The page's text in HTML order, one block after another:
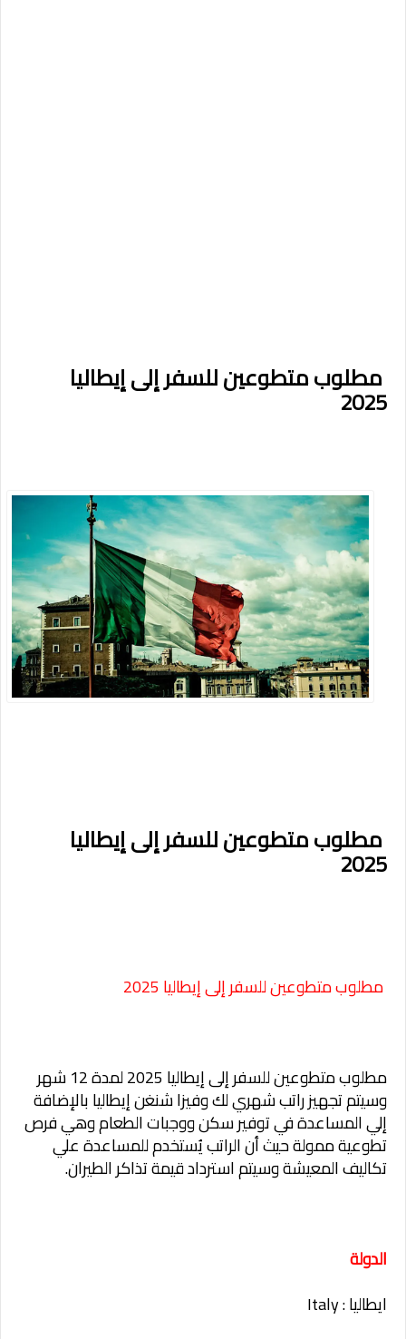
مطلوب متطوعين للسفر إلى إيطاليا
2025
مطلوب متطوعين للسفر إلى إيطاليا
2025
مطلوب متطوعين للسفر إلى إيطاليا 2025
مطلوب متطوعين للسفر إلى إيطاليا 2025 لمدة 12 شهر
وسيتم تجهيز راتب شهري لك وفيزا شنغن إيطاليا بالإضافة
إلي المساعدة في توفير سكن ووجبات الطعام وهي فرص
تطوعية ممولة حيث أن الراتب يُستخدم للمساعدة علي
تكاليف المعيشة وسيتم استرداد قيمة تذاكر الطيران.
الدولة
ايطاليا : Italy